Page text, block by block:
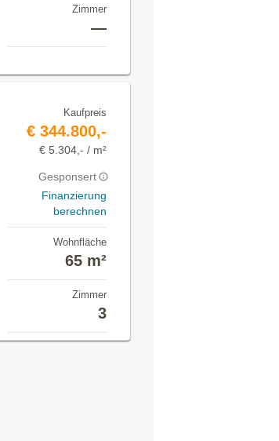
Zimmer
—
Kaufpreis
€ 344.800,-
€ 5.304,- / m²
Gesponsert
Finanzierung
berechnen
Wohnfläche
65 m²
Zimmer
3